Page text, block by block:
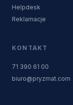
Helpdesk
Reklamacje
KONTAKT
71 390 61 00
biuro@pryzmat.com